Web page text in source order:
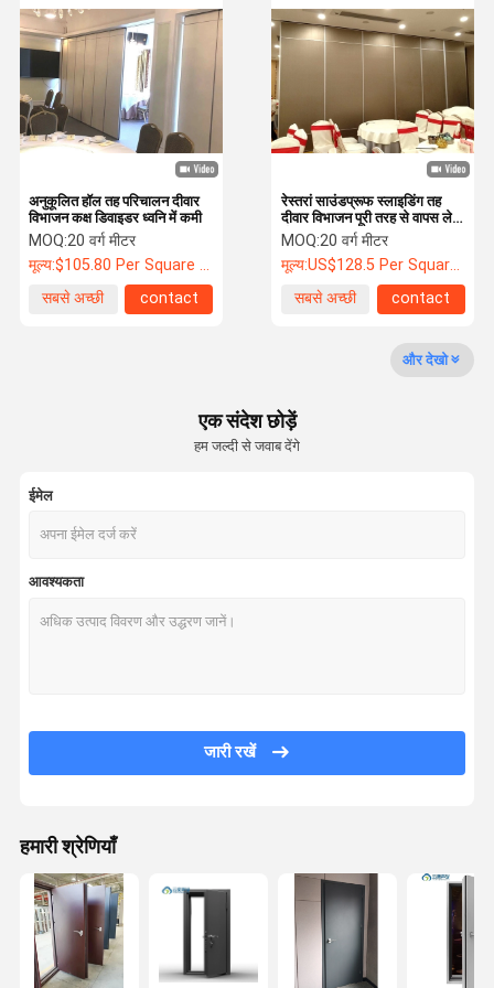
जंगम विभाजन की दीवार
संचालित दीवार विभाजन
हैंगिंग रूम डिवाइडर
कार्यालय मीटिंग पॉड
चलती कार्यालय पोड
कार्यालय कांच विभाजन दीवार
रेस्तरां साउंडप्रूफ स्लाइडिंग तह
दीवार विभाजन पूरी तरह से वापस लेने
योग्य
MOQ:20 वर्ग मीटर
मूल्य:US$128.5 Per Square Meter
सबसे अच्छी
contact
अनुकूलित हॉल तह परिचालन दीवार
विभाजन कक्ष डिवाइडर ध्वनि में कमी
MOQ:20 वर्ग मीटर
मूल्य:$105.80 Per Square Meter
सबसे अच्छी
contact
और देखो
एक संदेश छोड़ें
हम जल्दी से जवाब देंगे
ईमेल
आवश्यकता
जारी रखें
हमारी श्रेणियाँ